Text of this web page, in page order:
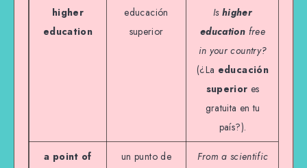
higher
education
educación
superior
Is higher
education free
in your country?
(¿La educación
superior es
gratuita en tu
país?).
a point of
un punto de
From a scientific